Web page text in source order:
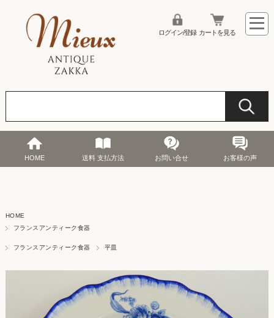
ログイン/登録 カートを見る
HOME 送料 支払方法 お問い合せ お客様の声
HOME
フランスアンティーク食器
フランスアンティーク食器 平皿